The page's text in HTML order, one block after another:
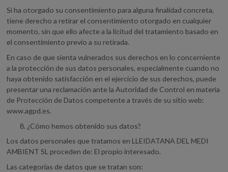
Si ha otorgado su consentimiento para alguna finalidad concreta,
tiene derecho a retirar el consentimiento otorgado en cualquier
momento, sin que ello afecte a la licitud del tratamiento basado en
el consentimiento previo a su retirada.
En caso de que sienta vulnerados sus derechos en lo concerniente
a la protección de sus datos personales, especialmente cuando no
haya obtenido satisfacción en el ejercicio de sus derechos, puede
presentar una reclamación ante la Autoridad de Control en materia
de Protección de Datos competente a través de su sitio web:
www.agpd.es.
¿Cómo hemos obtenido sus datos?
Los datos personales que tratamos en LLEIDATANA DEL MEDI
AMBIENT SL proceden de: El propio interesado.
Las categorías de datos que se tratan son: